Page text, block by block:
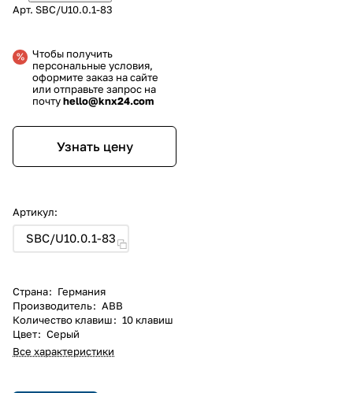
Арт. SBC/U10.0.1-83
Чтобы получить
персональные условия,
оформите заказ на сайте
или отправьте запрос на
почтуhello@knx24.com
Узнать цену
Артикул:
SBC/U10.0.1-83
Страна: Германия
Производитель: ABB
Количество клавиш: 10 клавиш
Цвет: Серый
Все характеристики